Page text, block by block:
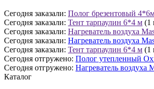
Сегодня заказали: Полог брезентовый
Сегодня заказали: Тент тарпаулин 6*4 м (1
Сегодня заказали: Нагреватель воздуха
Сегодня заказали: Нагреватель воздуха
Сегодня заказали: Тент тарпаулин 6*4 м (1
Сегодня отгружено: Полог утепленный
Сегодня отгружено: Нагреватель воздуха
Каталог